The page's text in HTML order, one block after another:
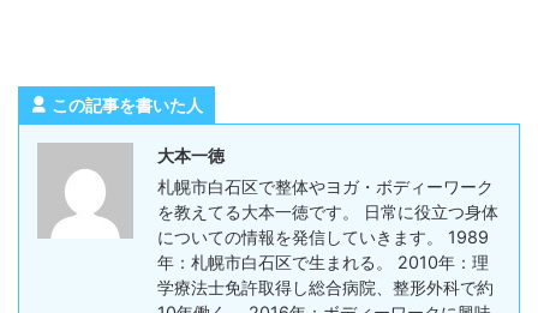
この記事を書いた人
大本一徳
札幌市白石区で整体やヨガ・ボディーワーク
を教えてる大本一徳です。 日常に役立つ身体
についての情報を発信していきます。 1989
年：札幌市白石区で生まれる。 2010年：理
学療法士免許取得し総合病院、整形外科で約